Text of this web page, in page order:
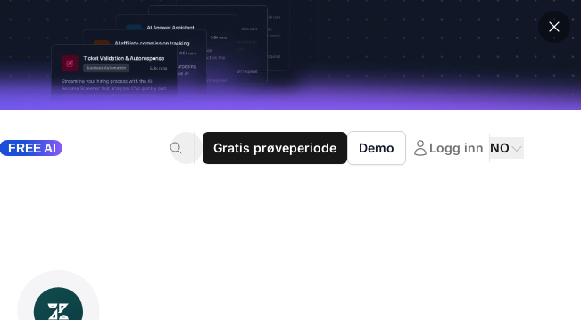
FREE AI Gratis prøveperiode Demo Logg inn NO